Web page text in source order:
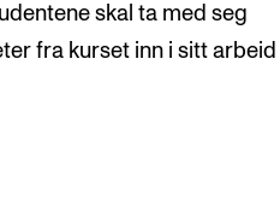
skal ta med seg
fra kurset inn i sitt arbeid